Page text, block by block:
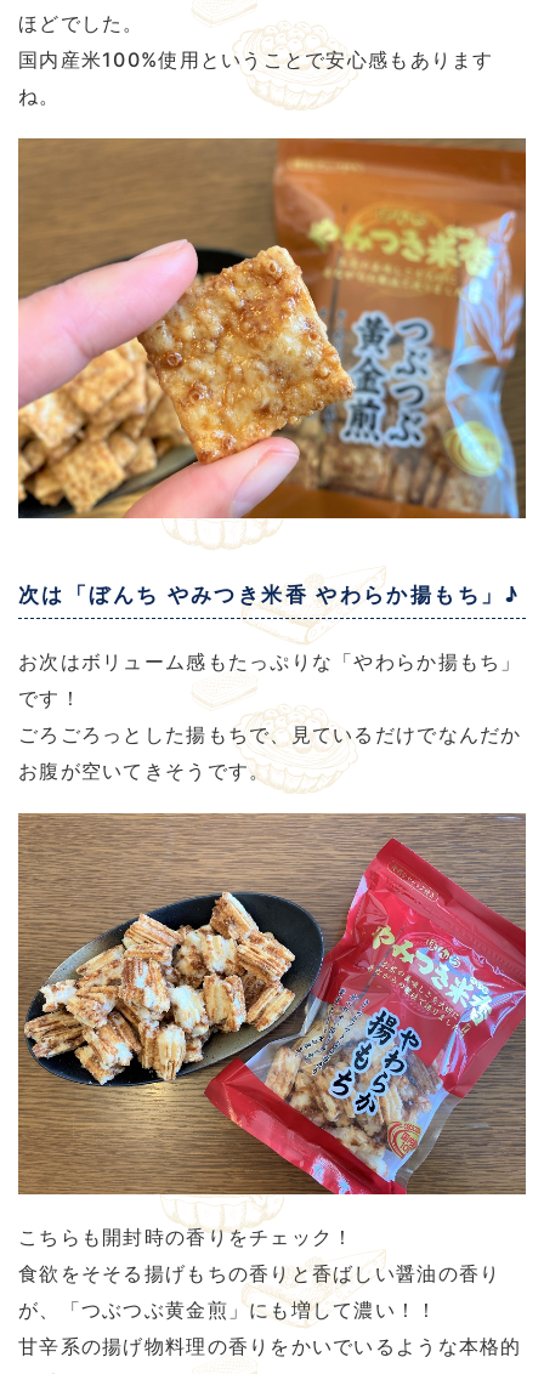
ほどでした。
国内産米100%使用ということで安心感もあります
ね。
次は「ぼんち やみつき米香 やわらか揚もち」♪
お次はボリューム感もたっぷりな「やわらか揚もち」
です！
ごろごろっとした揚もちで、見ているだけでなんだか
お腹が空いてきそうです。
こちらも開封時の香りをチェック！
食欲をそそる揚げもちの香りと香ばしい醤油の香り
が、「つぶつぶ黄金煎」にも増して濃い！！
甘辛系の揚げ物料理の香りをかいでいるような本格的